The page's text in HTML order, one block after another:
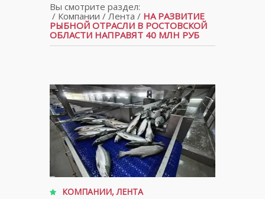
Вы смотрите раздел:
/ Компании /Лента / НА РАЗВИТИЕ
РЫБНОЙ ОТРАСЛИ В РОСТОВСКОЙ
ОБЛАСТИ НАПРАВЯТ 40 МЛН РУБ
КОМПАНИИ,ЛЕНТА